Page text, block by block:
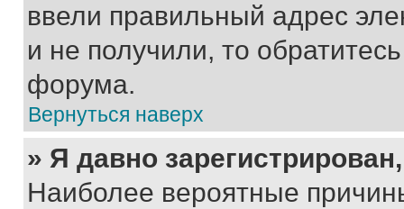
ввели правильный адрес
и не получили, то
форума.
Вернуться наверх
» Я давно
Наиболее вероятные